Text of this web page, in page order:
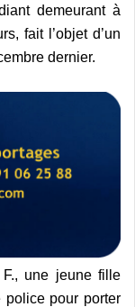
demeurant à
fait l’objet d’un
dernier.
une jeune fille
pour porter